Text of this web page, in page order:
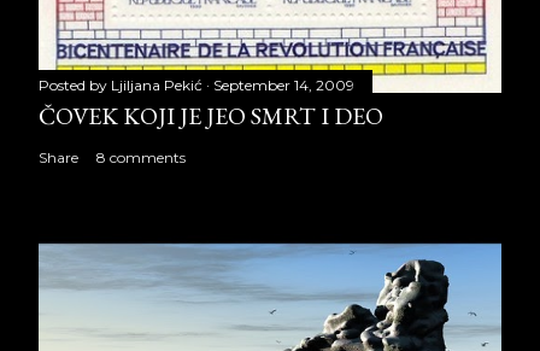
Posted by Ljiljana Pekić September 14, 2009
ČOVEK KOJI JE JEO SMRT I DEO
Share 8 comments